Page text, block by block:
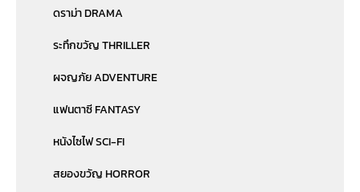
ดราม่า DRAMA
ระทึกขวัญ THRILLER
ผจญภัย ADVENTURE
แฟนตาซี FANTASY
หนังไซไฟ SCI-FI
สยองขวัญ HORROR